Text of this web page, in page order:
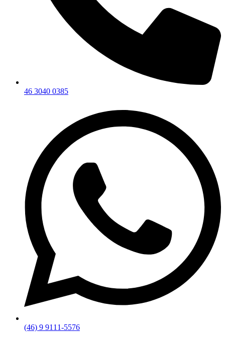
46 3040 0385
(46) 9 9111-5576